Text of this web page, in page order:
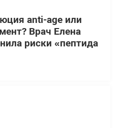
anti-age или
Врач Елена
риски «пептида